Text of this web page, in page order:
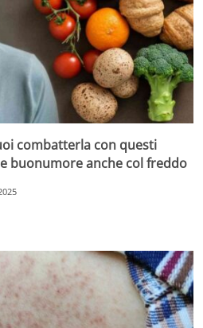
combatterla con questi
buonumore anche col freddo